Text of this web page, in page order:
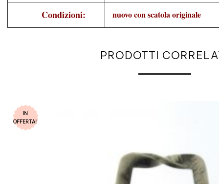
Condizioni: nuovo con scatola originale
PRODOTTI
IN
OFFERTA!